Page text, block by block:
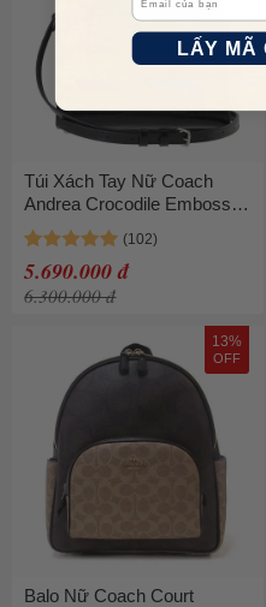
Túi Xách Tay Nữ Coach
Andrea Crocodile Embossed
Leather Crossbody Bag
CR105 Màu Đen
5.690.000 đ
6.300.000 đ
13%
OFF
Balo Nữ Coach Court
LẤY MÃ